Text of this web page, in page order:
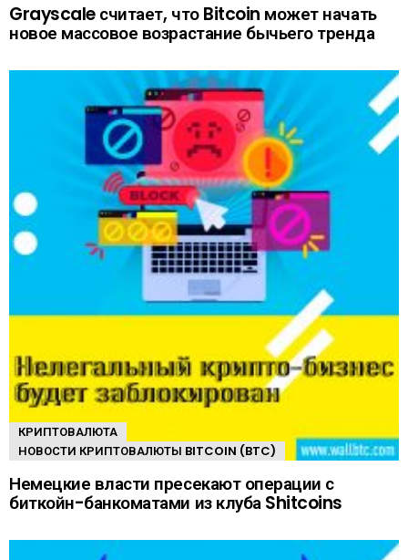
Grayscale считает, что Bitcoin может начать
новое массовое возрастание бычьего тренда
КРИПТОВАЛЮТА
НОВОСТИ КРИПТОВАЛЮТЫ BITCOIN (BTC)
Немецкие власти пресекают операции с
биткойн-банкоматами из клуба Shitcoins